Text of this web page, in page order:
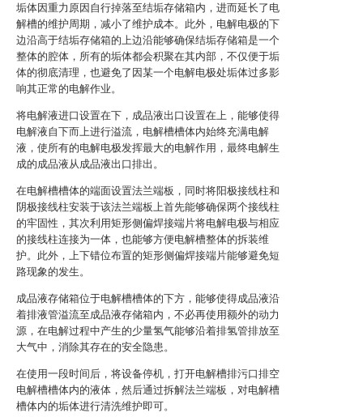
垢体因重力原因自行掉落至结垢存储箱内，进而延长了电
解槽的维护周期，减小了维护成本。此外，电解电极的下
边沿高于结垢存储箱的上边沿能够确保结垢存储箱是一个
整体的腔体，所有的垢体都会积聚在其内部，不仅便于垢
体的彻底清理，也避免了因某一个电解电极处垢体过多影
响其正常的电解作业。
将电解液进口设置在下，成品液出口设置在上，能够使得
电解液自下而上进行溢流，电解槽槽体内始终充满电解
液，使所有的电解电极发挥最大的电解作用，最终电解生
成的成品液从成品液出口排出。
在电解槽槽体的端面设置法兰端板，同时将阳极接线柱和
阴极接线柱安装于该法兰端板上首先能够确保两个接线柱
的牢固性，其次利用矩形侧偏焊接端片将电解电极与相应
的接线柱连接为一体，也能够方便电解槽整体的拆装维
护。此外，上下错位布置的矩形侧偏焊接端片能够避免短
路现象的发生。
成品液存储箱位于电解槽槽体的下方，能够使得成品液沿
着排液管溢流至成品液存储箱内，不必再使用额外的动力
源，在电解过程中产生的少量氢气能够沿着排氢管排放至
大气中，消除其存在的安全隐患。
在使用一段时间后，将设备停机，打开电解槽排污口排空
电解槽槽体内的液体，然后通过拆解法兰端板，对电解槽
槽体内的垢体进行清洗维护即可。